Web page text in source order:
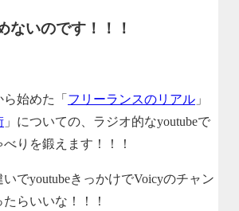
ないのです！！！
始めた「 フリーランスのリアル 」
」についての、ラジオ的なyoutubeで
りを鍛えます！！！
でyoutubeきっかけでVoicyのチャン
らいいな！！！